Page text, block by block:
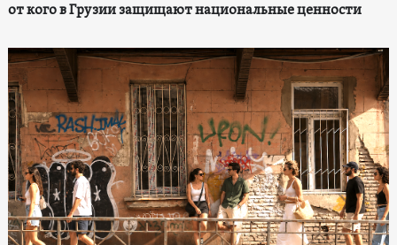
от кого в Грузии защищают национальные ценности